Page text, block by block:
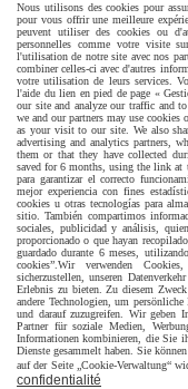
Nous utilisons des cookies pour
pour vous offrir une meilleure
peuvent utiliser des cookies ou
personnelles comme votre visite
l'utilisation de notre site avec nos
combiner celles-ci avec d'autres
votre utilisation de leurs services.
l'aide du lien en pied de page «
our site and analyze our traffic and
we and our partners may use cookies
as your visit to our site. We also
advertising and analytics partners,
them or that they have collected
saved for 6 months, using the link at
para garantizar el correcto
mejor experiencia con fines
cookies u otras tecnologías para
sitio. También compartimos
sociales, publicidad y análisis,
proporcionado o que hayan
guardado durante 6 meses,
cookies”. Wir verwenden
sicherzustellen, unseren
Erlebnis zu bieten. Zu diesem
andere Technologien, um
und darauf zuzugreifen. Wir geben
Partner für soziale Medien,
Informationen kombinieren, die Sie
Dienste gesammelt haben. Sie
auf der Seite „Cookie-Verwaltung“
confidentialité